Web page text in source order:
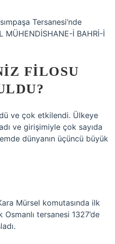
Tersanesi’nde
MÜHENDİSHANE-İ BAHRİ-İ
FILOSU
ve çok etkilendi. Ülkeye
ve girişimiyle çok sayıda
dünyanın üçüncü büyük
Mürsel komutasında ilk
tersanesi 1327’de